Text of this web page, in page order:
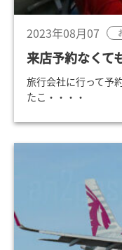
2023年08月07
来店予約なくて
旅行会社に行って予
たこ・・・・